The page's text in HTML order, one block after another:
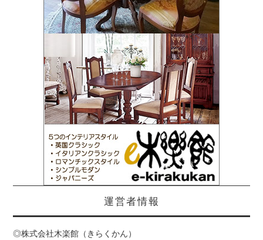
運営者情報
◎株式会社木楽館（きらくかん）